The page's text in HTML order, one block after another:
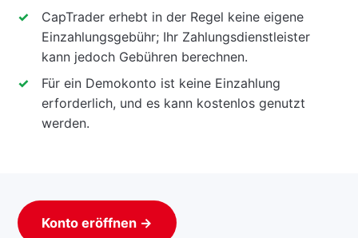
CapTrader erhebt in der Regel keine eigene
Einzahlungsgebühr; Ihr Zahlungsdienstleister
kann jedoch Gebühren berechnen.
Für ein Demokonto ist keine Einzahlung
erforderlich, und es kann kostenlos genutzt
werden.
Konto eröffnen →